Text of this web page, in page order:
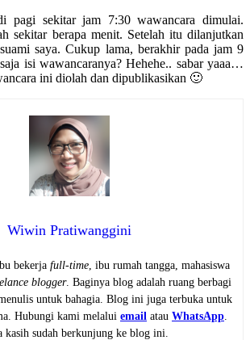
pagi sekitar jam 7:30 wawancara dimulai.
sekitar berapa menit. Setelah itu dilanjutkan
saya. Cukup lama, berakhir pada jam 9
isi wawancaranya? Hehehe.. sabar yaaa…
ini diolah dan dipublikasikan 🙂
Wiwin Pratiwanggini
bekerja full-time , ibu rumah tangga, mahasiswa
blogger. Baginya blog adalah ruang berbagi
untuk bahagia. Blog ini juga terbuka untuk
Hubungi kami melalui email atau WhatsApp
kasih sudah berkunjung ke blog ini.